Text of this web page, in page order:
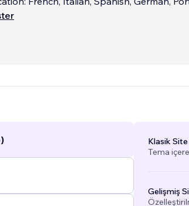
Klasik Site
Tema
Gelişmiş